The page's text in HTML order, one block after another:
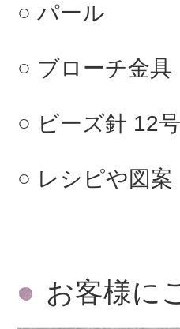
パール
ブローチ金具
ビーズ針 12号
レシピや図案
お客様に